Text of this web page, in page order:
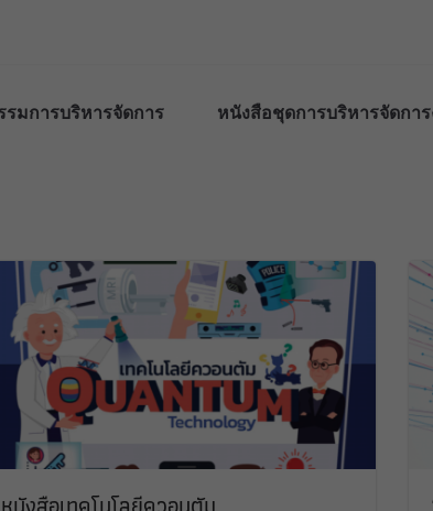
รมการบริหารจัดการ
หนังสือชุดการบริหารจัดกา